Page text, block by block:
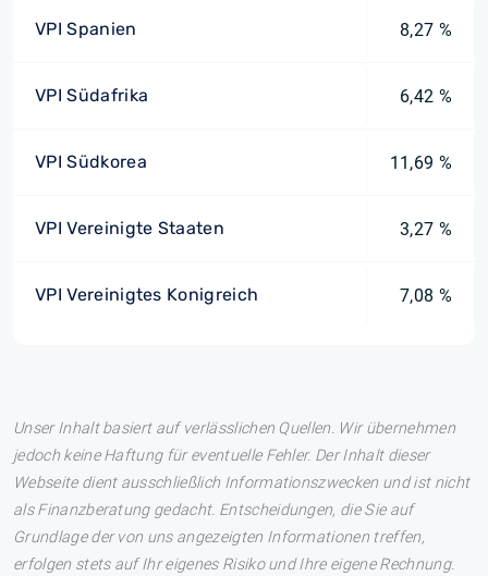
VPI Spanien 8,27 %
VPI Südafrika 6,42 %
VPI Südkorea 11,69 %
VPI Vereinigte Staaten 3,27 %
VPI Vereinigtes Konigreich 7,08 %
Unser Inhalt basiert auf verlässlichen Quellen. Wir übernehmen
jedoch keine Haftung für eventuelle Fehler. Der Inhalt dieser
Webseite dient ausschließlich Informationszwecken und ist nicht
als Finanzberatung gedacht. Entscheidungen, die Sie auf
Grundlage der von uns angezeigten Informationen treffen,
erfolgen stets auf Ihr eigenes Risiko und Ihre eigene Rechnung.